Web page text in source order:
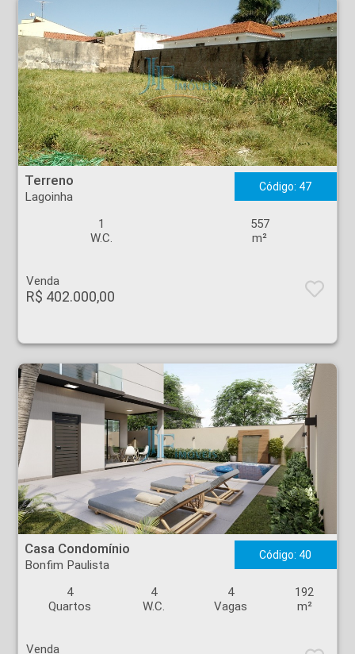
Terreno - Lagoinha - Ribeirão Preto
Terreno
Lagoinha
Código: 47
1
W.C.
557
m²
Venda
R$ 402.000,00
Casa Condomínio - Bonfim Paulista - Ribeirão Preto
Casa Condomínio
Bonfim Paulista
Código: 40
4
Quartos
4
W.C.
4
Vagas
192
m²
Venda